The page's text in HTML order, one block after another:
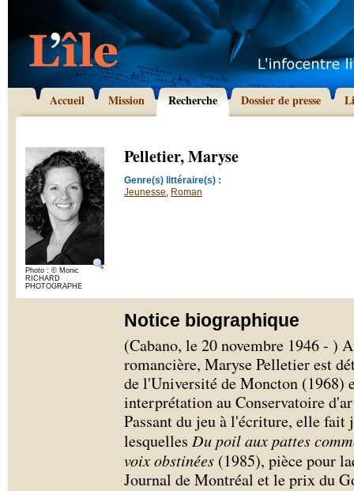
Accueil Mission Recherche Dossier de presse
Photo : © Monic
RICHARD
PHOTOGRAPHE
Pelletier, Maryse
Genre(s) littéraire(s) :
Jeunesse, Roman
Notice biographique
(Cabano, le 20 novembre 1946 - )
romancière, Maryse Pelletier est
de l'Université de Moncton (1968)
interprétation au Conservatoire
Passant du jeu à l'écriture, elle fait
lesquelles Du poil aux pattes
voix obstinées (1985), pièce pour
Journal de Montréal et le prix du